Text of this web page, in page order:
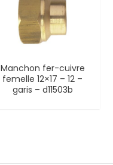
Manchon fer-cuivre
femelle 12×17 – 12 –
garis – d11503b